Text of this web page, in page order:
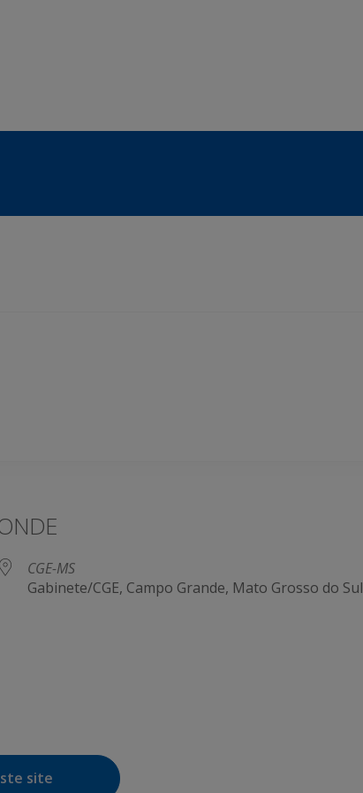
CGE-MS
Gabinete/CGE, Campo Grande, Mato Grosso do Sul
site